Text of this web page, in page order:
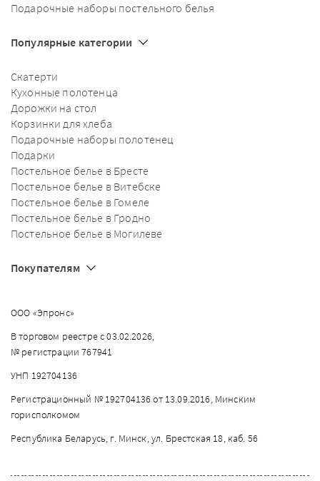
Подарочные наборы постельного белья
Популярные категории
Скатерти
Кухонные полотенца
Дорожки на стол
Корзинки для хлеба
Подарочные наборы полотенец
Подарки
Постельное белье в Бресте
Постельное белье в Витебске
Постельное белье в Гомеле
Постельное белье в Гродно
Постельное белье в Могилеве
Покупателям
ООО «Эпронс»
В торговом реестре с 03.02.2026,
№ регистрации 767941
УНП 192704136
Регистрационный № 192704136 от 13.09.2016, Минским
горисполкомом
Республика Беларусь, г. Минск, ул. Брестская 18, каб. 56